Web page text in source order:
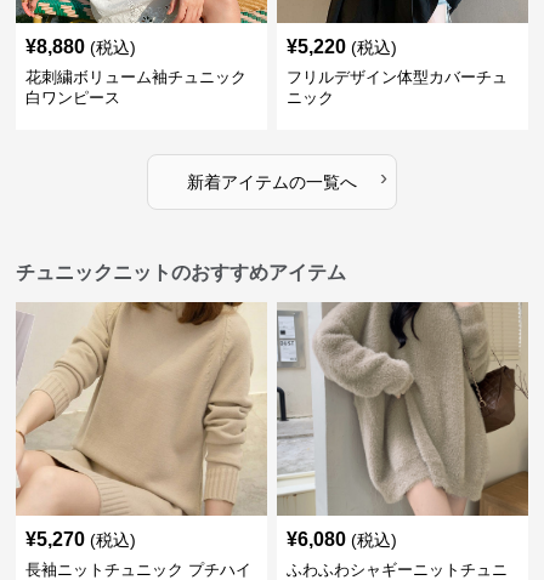
¥8,880 (税込)
花刺繍ボリューム袖チュニック
白ワンピース
¥5,220 (税込)
フリルデザイン体型カバーチュ
ニック
新着アイテムの一覧へ ›
チュニックニットのおすすめアイテム
¥5,270 (税込)
長袖ニットチュニック プチハイ
¥6,080 (税込)
ふわふわシャギーニットチュニ